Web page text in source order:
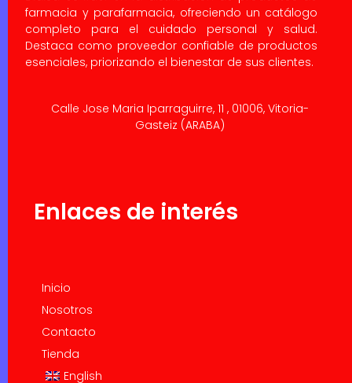
farmacia y parafarmacia, ofreciendo un catálogo
completo para el cuidado personal y salud.
Destaca como proveedor confiable de productos
esenciales, priorizando el bienestar de sus clientes.
Calle Jose Maria Iparraguirre, 11 , 01006, Vitoria-
Gasteiz (ARABA)
Enlaces de interés
Inicio
Nosotros
Contacto
Tienda
English